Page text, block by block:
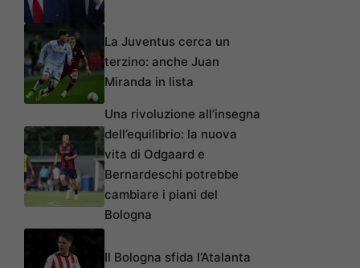
La Juventus cerca un
terzino: anche Juan
Miranda in lista
Una rivoluzione all’insegna
dell’equilibrio: la nuova
vita di Odgaard e
Bernardeschi potrebbe
cambiare i piani del
Bologna
Il Bologna sfida l’Atalanta